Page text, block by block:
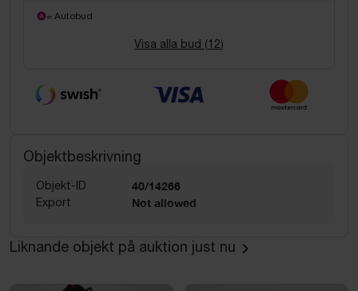
= Autobud
Visa alla bud (12)
Objektbeskrivning
Objekt-ID 40/14266
Export Not allowed
Liknande objekt på auktion just nu